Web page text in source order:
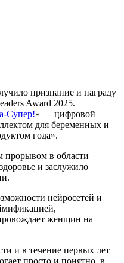
признание и награду
Award 2025.
Супер!» — цифровой
для беременных и
года».
прорывом в области
и заслужило
нейросетей и
женщин на
и в течение первых лет